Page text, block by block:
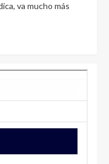
va mucho más